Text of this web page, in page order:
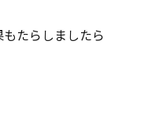
たらしましたら